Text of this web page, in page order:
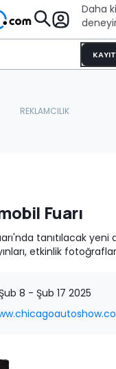
Daha
Fuarı
tanıtılacak yeni
etkinlik
Şub 8 - Şub 17 2025